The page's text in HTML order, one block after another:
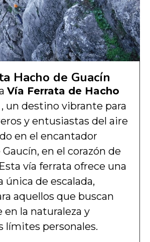
Hacho de Guacín
Vía Ferrata de Hacho
, un destino vibrante para
y entusiastas del aire
en el encantador
en el corazón de
vía ferrata ofrece una
única de escalada,
aquellos que buscan
la naturaleza y
límites personales.